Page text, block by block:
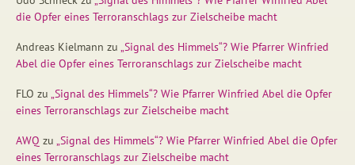
die Opfer eines Terroranschlags zur Zielscheibe macht
Andreas Kielmann zu „Signal des Himmels“? Wie Pfarrer Winfried
Abel die Opfer eines Terroranschlags zur Zielscheibe macht
FLO zu „Signal des Himmels“? Wie Pfarrer Winfried Abel die Opfer
eines Terroranschlags zur Zielscheibe macht
AWQ zu „Signal des Himmels“? Wie Pfarrer Winfried Abel die Opfer
eines Terroranschlags zur Zielscheibe macht